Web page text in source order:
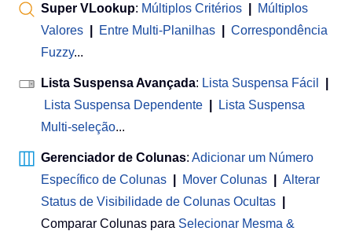
Super VLookup: Múltiplos Critérios
Múltiplos
Valores
Entre Multi-Planilhas
Correspondência
Fuzzy...
Lista Suspensa Avançada: Lista Suspensa Fácil
Lista Suspensa Dependente
Lista Suspensa
Multi-seleção...
Gerenciador de Colunas: Adicionar um Número
Específico de Colunas
Mover Colunas
Alterar
Status de Visibilidade de Colunas Ocultas
Comparar Colunas para Selecionar Mesma &